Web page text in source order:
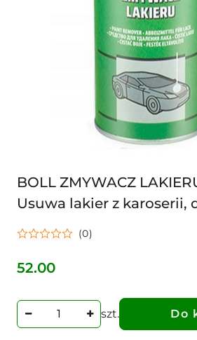
BOLL ZMYWACZ
Usuwa lakier z karoserii,
cegly itp. 5907588402927
(0)
Cena:
52.00
szt. Do